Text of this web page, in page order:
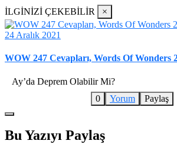
İLGİNİZİ ÇEKEBİLİR ×
24 Aralık 2021
WOW 247 Cevapları, Words Of Wonders
Ay’da Deprem Olabilir Mi?
0
Yorum Paylaş
Bu Yazıyı Paylaş